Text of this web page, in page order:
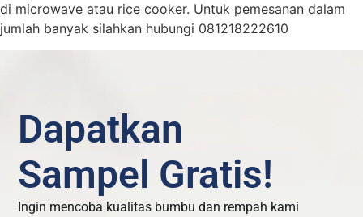
di microwave atau rice cooker. Untuk pemesanan dalam
jumlah banyak silahkan hubungi 081218222610
Dapatkan
Sampel Gratis!
Ingin mencoba kualitas bumbu dan rempah kami